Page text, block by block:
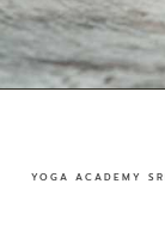
YOGA ACADEMY